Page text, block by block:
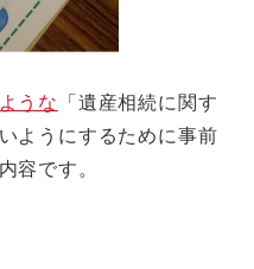
うな 「遺産相続に関す
ようにするために事前
容です。